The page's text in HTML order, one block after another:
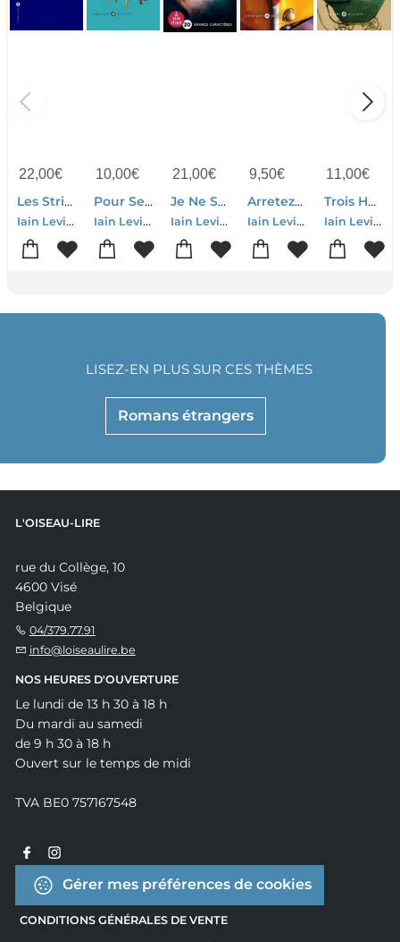
22,00€
Les Stripteaseuses Ont Toujours Besoin De Conseils Juridiques
Iain Levison
10,00€
Pour Services Rendus
Iain Levison
21,00€
Je Ne Suis Pas La Pour Ca
Iain Levison
9,50€
Arretez-moi La !
Iain Levison
11,00€
Trois Hommes, Deux Chiens Et Une Langouste
Iain Levison
Romans étrangers
LISEZ-EN PLUS SUR CES THÈMES
L'OISEAU-LIRE
rue du Collège, 10
4600 Visé
Belgique
04/379.77.91
info@loiseaulire.be
NOS HEURES D'OUVERTURE
Le lundi de 13 h 30 à 18 h
Du mardi au samedi
de 9 h 30 à 18 h
Ouvert sur le temps de midi
TVA BE0 757167548
Gérer mes préférences de cookies
CONDITIONS GÉNÉRALES DE VENTE